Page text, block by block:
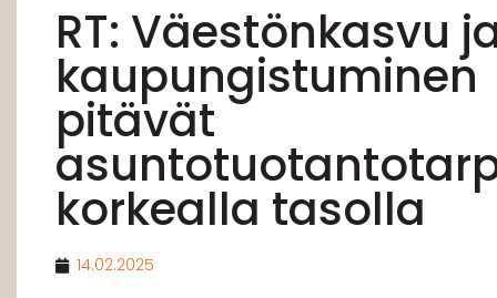
RT: Väestönkasvu
kaupungistuminen
pitävät
korkealla tasolla
14.02.2025